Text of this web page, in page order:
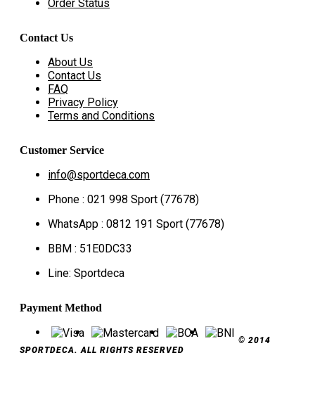
Order Status
Contact Us
About Us
Contact Us
FAQ
Privacy Policy
Terms and Conditions
Customer Service
info@sportdeca.com
Phone : 021 998 Sport (77678)
WhatsApp : 0812 191 Sport (77678)
BBM : 51E0DC33
Line: Sportdeca
Payment Method
© 2014
SPORTDECA. ALL RIGHTS RESERVED